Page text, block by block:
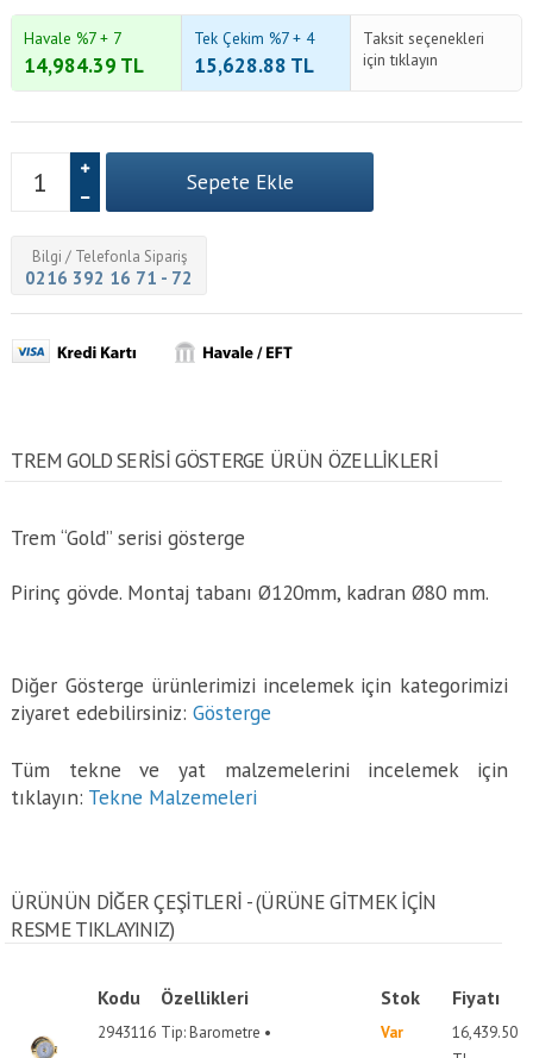
Havale %7 + 7
14,984.39 TL
Tek Çekim %7 + 4
15,628.88 TL
Taksit seçenekleri
için tıklayın
Bilgi / Telefonla Sipariş
0216 392 16 71 - 72
TREM GOLD SERISI GÖSTERGE ÜRÜN ÖZELLİKLERİ
Trem “Gold” serisi gösterge
Pirinç gövde. Montaj tabanı Ø120mm, kadran Ø80 mm.
Diğer Gösterge ürünlerimizi incelemek için kategorimizi
ziyaret edebilirsiniz:Gösterge
Tüm tekne ve yat malzemelerini incelemek için
tıklayın: Tekne Malzemeleri
ÜRÜNÜN DİĞER ÇEŞİTLERİ - (ÜRÜNE GITMEK IÇIN
RESME TIKLAYINIZ)
Kodu Özellikleri Stok Fiyatı
2943116 Tip: Barometre • Var
16,439.50